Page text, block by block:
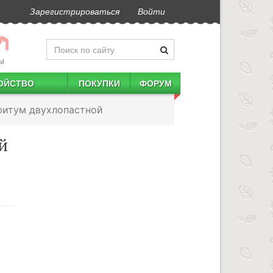
Зарегистрироваться Войти
ПОКУПКИ ФОРУМ
двухлопастной